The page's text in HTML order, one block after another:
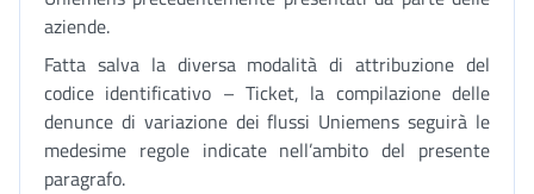
aziende.
Fatta salva la diversa modalità di attribuzione del
codice identificativo – Ticket, la compilazione delle
denunce di variazione dei flussi Uniemens seguirà le
medesime regole indicate nell’ambito del presente
paragrafo.